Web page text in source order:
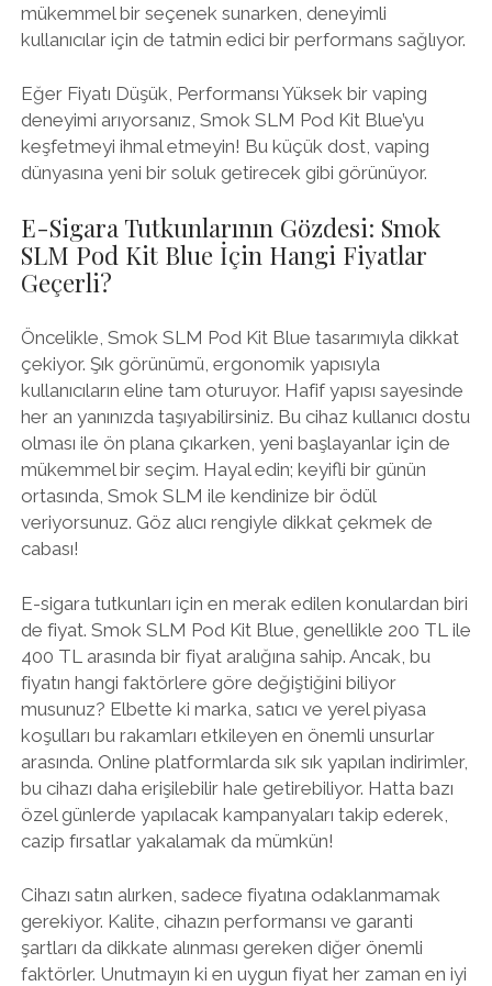
mükemmel bir seçenek sunarken, deneyimli
kullanıcılar için de tatmin edici bir performans sağlıyor.
Eğer Fiyatı Düşük, Performansı Yüksek bir vaping
deneyimi arıyorsanız, Smok SLM Pod Kit Blue’yu
keşfetmeyi ihmal etmeyin! Bu küçük dost, vaping
dünyasına yeni bir soluk getirecek gibi görünüyor.
E-Sigara Tutkunlarının Gözdesi: Smok
SLM Pod Kit Blue İçin Hangi Fiyatlar
Geçerli?
Öncelikle, Smok SLM Pod Kit Blue tasarımıyla dikkat
çekiyor. Şık görünümü, ergonomik yapısıyla
kullanıcıların eline tam oturuyor. Hafif yapısı sayesinde
her an yanınızda taşıyabilirsiniz. Bu cihaz kullanıcı dostu
olması ile ön plana çıkarken, yeni başlayanlar için de
mükemmel bir seçim. Hayal edin; keyifli bir günün
ortasında, Smok SLM ile kendinize bir ödül
veriyorsunuz. Göz alıcı rengiyle dikkat çekmek de
cabası!
E-sigara tutkunları için en merak edilen konulardan biri
de fiyat. Smok SLM Pod Kit Blue, genellikle 200 TL ile
400 TL arasında bir fiyat aralığına sahip. Ancak, bu
fiyatın hangi faktörlere göre değiştiğini biliyor
musunuz? Elbette ki marka, satıcı ve yerel piyasa
koşulları bu rakamları etkileyen en önemli unsurlar
arasında. Online platformlarda sık sık yapılan indirimler,
bu cihazı daha erişilebilir hale getirebiliyor. Hatta bazı
özel günlerde yapılacak kampanyaları takip ederek,
cazip fırsatlar yakalamak da mümkün!
Cihazı satın alırken, sadece fiyatına odaklanmamak
gerekiyor. Kalite, cihazın performansı ve garanti
şartları da dikkate alınması gereken diğer önemli
faktörler. Unutmayın ki en uygun fiyat her zaman en iyi